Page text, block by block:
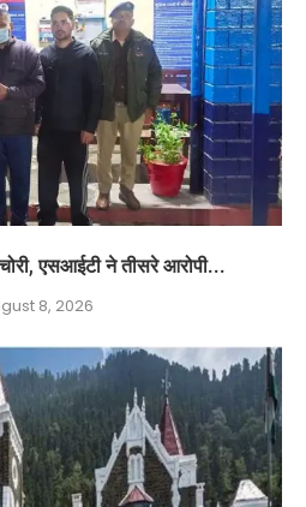
एसआईटी ने तीसरे आरोपी...
8, 2026